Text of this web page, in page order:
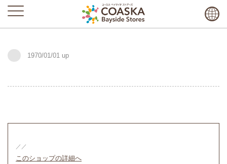
1970/01/01
／／
このショップの詳細へ